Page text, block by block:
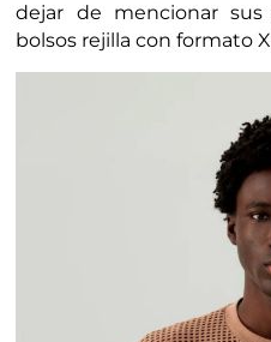
dejar de mencionar
bolsos rejilla con formato